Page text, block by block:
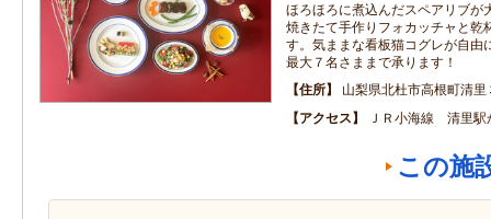
ほろほろに煮込んだスペアリブが
焼きたて手作りフォカッチャと乾
す。気ままな看板猫コグレが自由
最大７名さままで承ります！
住所
山梨県北杜市高根町清
アクセス
ＪＲ小海線 清里駅
この施